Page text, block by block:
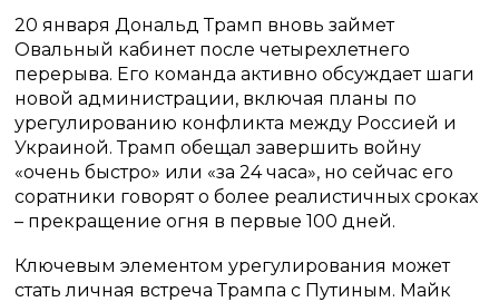
20 января Дональд Трамп вновь займет
Овальный кабинет после четырехлетнего
перерыва. Его команда активно обсуждает шаги
новой администрации, включая планы по
урегулированию конфликта между Россией и
Украиной. Трамп обещал завершить войну
«очень быстро» или «за 24 часа», но сейчас его
соратники говорят о более реалистичных сроках
– прекращение огня в первые 100 дней.
Ключевым элементом урегулирования может
стать личная встреча Трампа с Путиным. Майк